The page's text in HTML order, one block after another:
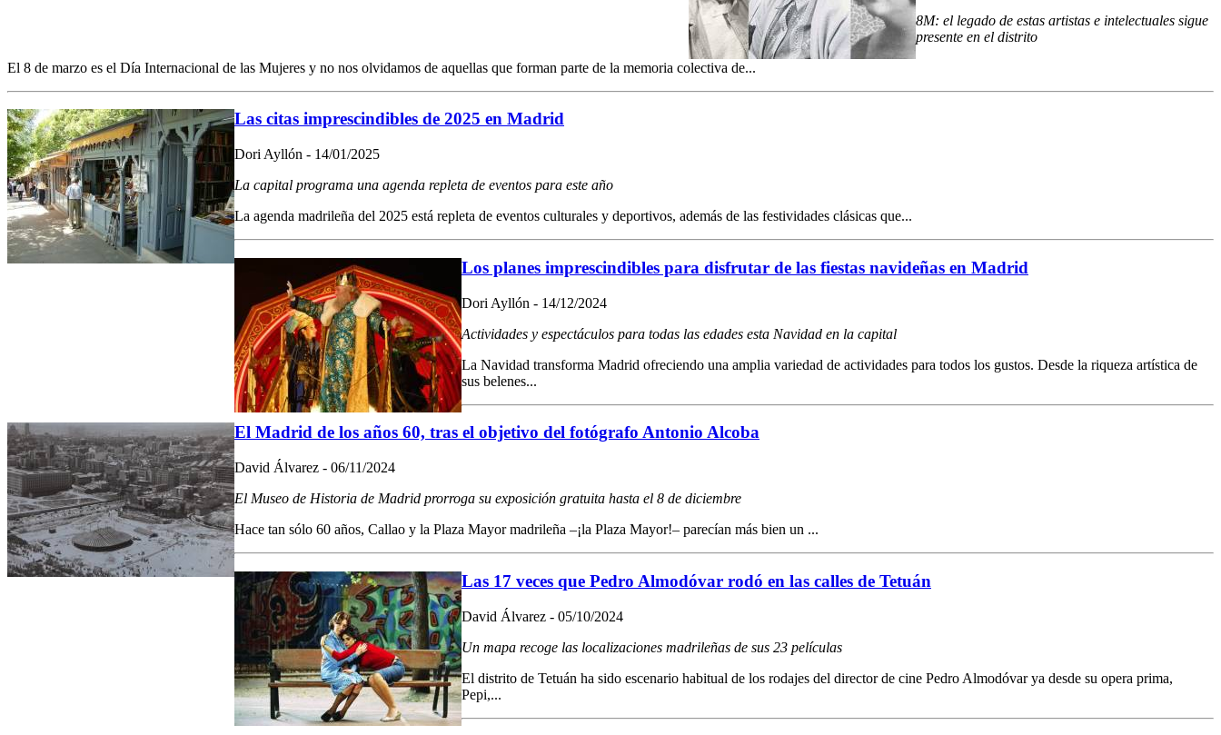
8M: el legado de estas artistas e intelectuales sigue
presente en el distrito
El 8 de marzo es el Día Internacional de las Mujeres y no nos olvidamos de aquellas que forman parte de la memoria colectiva de...
Las citas imprescindibles de 2025 en Madrid
Dori Ayllón - 14/01/2025
La capital programa una agenda repleta de eventos para este año
La agenda madrileña del 2025 está repleta de eventos culturales y deportivos, además de las festividades clásicas que...
Los planes imprescindibles para disfrutar de las fiestas navideñas en Madrid
Dori Ayllón - 14/12/2024
Actividades y espectáculos para todas las edades esta Navidad en la capital
La Navidad transforma Madrid ofreciendo una amplia variedad de actividades para todos los gustos. Desde la riqueza artística de
sus belenes...
El Madrid de los años 60, tras el objetivo del fotógrafo Antonio Alcoba
David Álvarez - 06/11/2024
El Museo de Historia de Madrid prorroga su exposición gratuita hasta el 8 de diciembre
Hace tan sólo 60 años, Callao y la Plaza Mayor madrileña –¡la Plaza Mayor!– parecían más bien un ...
Las 17 veces que Pedro Almodóvar rodó en las calles de Tetuán
David Álvarez - 05/10/2024
Un mapa recoge las localizaciones madrileñas de sus 23 películas
El distrito de Tetuán ha sido escenario habitual de los rodajes del director de cine Pedro Almodóvar ya desde su opera prima,
Pepi,...